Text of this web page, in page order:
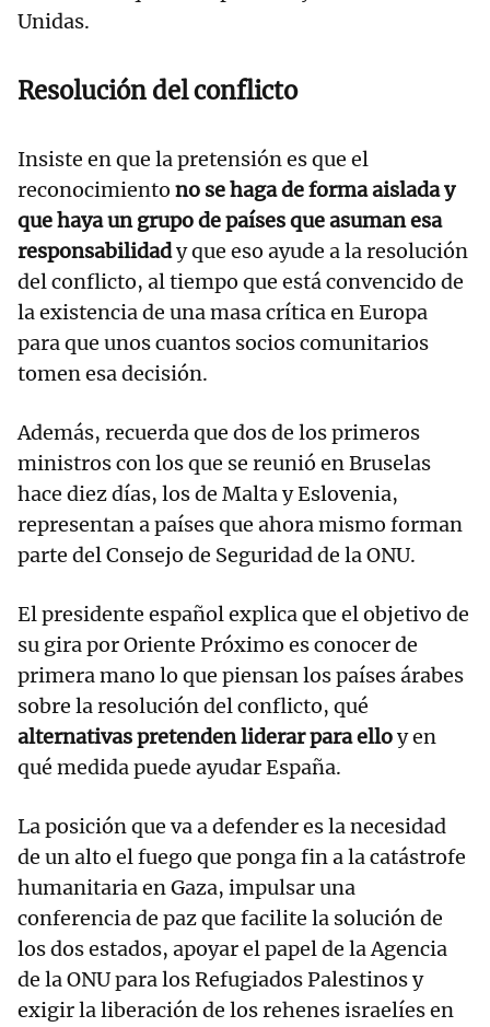
Unidas.
Resolución del conflicto
Insiste en que la pretensión es que el
reconocimiento no se haga de forma aislada y
que haya un grupo de países que asuman esa
responsabilidady que eso ayude a la resolución
del conflicto, al tiempo que está convencido de
la existencia de una masa crítica en Europa
para que unos cuantos socios comunitarios
tomen esa decisión.
Además, recuerda que dos de los primeros
ministros con los que se reunió en Bruselas
hace diez días, los de Malta y Eslovenia,
representan a países que ahora mismo forman
parte del Consejo de Seguridad de la ONU.
El presidente español explica que el objetivo de
su gira por Oriente Próximo es conocer de
primera mano lo que piensan los países árabes
sobre la resolución del conflicto, qué
alternativas pretenden liderar para elloy en
qué medida puede ayudar España.
La posición que va a defender es la necesidad
de un alto el fuego que ponga fin a la catástrofe
humanitaria en Gaza, impulsar una
conferencia de paz que facilite la solución de
los dos estados, apoyar el papel de la Agencia
de la ONU para los Refugiados Palestinos y
exigir la liberación de los rehenes israelíes en